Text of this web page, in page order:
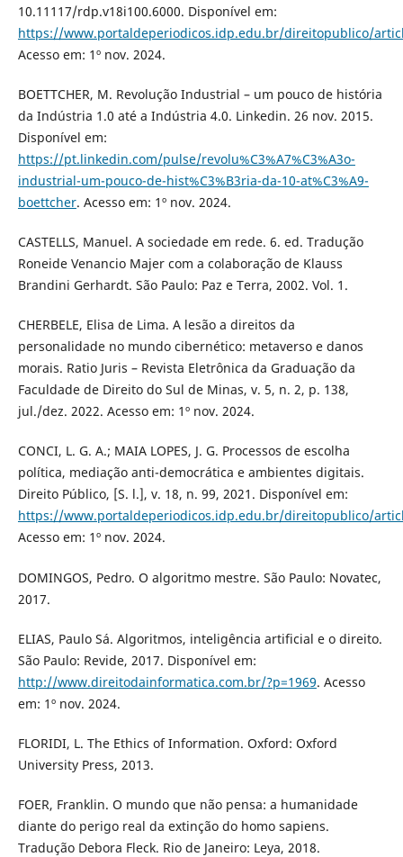
10.11117/rdp.v18i100.6000. Disponível em:
https://www.portaldeperiodicos.idp.edu.br/direitopublico/
Acesso em: 1º nov. 2024.
BOETTCHER, M. Revolução Industrial – um pouco de história
da Indústria 1.0 até a Indústria 4.0. Linkedin. 26 nov. 2015.
Disponível em:
https://pt.linkedin.com/pulse/revolu%C3%A7%C3%A3o-
industrial-um-pouco-de-hist%C3%B3ria-da-10-at%C3%A9-
boettcher. Acesso em: 1º nov. 2024.
CASTELLS, Manuel. A sociedade em rede. 6. ed. Tradução
Roneide Venancio Majer com a colaboração de Klauss
Brandini Gerhardt. São Paulo: Paz e Terra, 2002. Vol. 1.
CHERBELE, Elisa de Lima. A lesão a direitos da
personalidade no mundo cibernético: metaverso e danos
morais. Ratio Juris – Revista Eletrônica da Graduação da
Faculdade de Direito do Sul de Minas, v. 5, n. 2, p. 138,
jul./dez. 2022. Acesso em: 1º nov. 2024.
CONCI, L. G. A.; MAIA LOPES, J. G. Processos de escolha
política, mediação anti-democrática e ambientes digitais.
Direito Público, [S. l.], v. 18, n. 99, 2021. Disponível em:
https://www.portaldeperiodicos.idp.edu.br/direitopublico/
Acesso em: 1º nov. 2024.
DOMINGOS, Pedro. O algoritmo mestre. São Paulo: Novatec,
2017.
ELIAS, Paulo Sá. Algoritmos, inteligência artificial e o direito.
São Paulo: Revide, 2017. Disponível em:
http://www.direitodainformatica.com.br/?p=1969. Acesso
em: 1º nov. 2024.
FLORIDI, L. The Ethics of Information. Oxford: Oxford
University Press, 2013.
FOER, Franklin. O mundo que não pensa: a humanidade
diante do perigo real da extinção do homo sapiens.
Tradução Debora Fleck. Rio de Janeiro: Leya, 2018.